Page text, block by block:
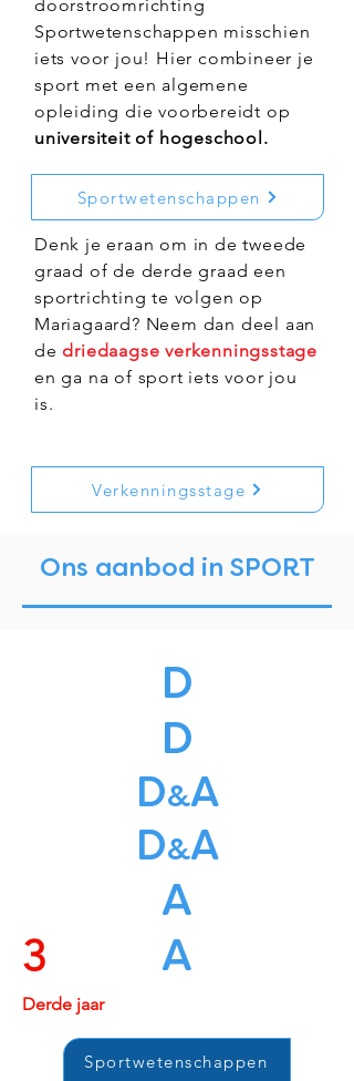
doorstroomrichting
Sportwetenschappen misschien
iets voor jou! Hier combineer je
sport met een algemene
opleiding die voorbereidt op
universiteit of hogeschool.
Sportwetenschappen
Denk je eraan om in de tweede
graad of de derde graad een
sportrichting te volgen op
Mariagaard? Neem dan deel aan
dedriedaagse verkenningsstage
en ga na of sport iets voor jou
is.
Verkenningsstage
Ons aanbod​ in SPORT
D
D
D&A
D&A
A
A
3
Derde jaar
Sportwetenschappen